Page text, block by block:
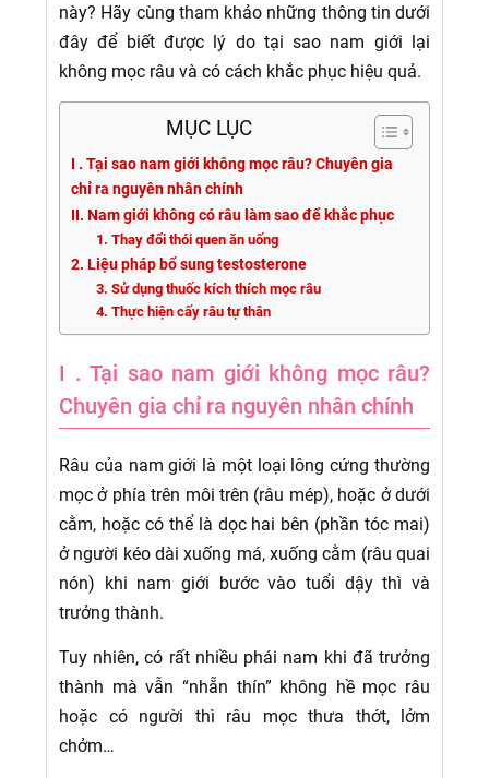
này? Hãy cùng tham khảo những thông tin dưới
đây để biết được lý do tại sao nam giới lại
không mọc râu và có cách khắc phục hiệu quả.
MỤC LỤC
I . Tại sao nam giới không mọc râu? Chuyên gia
chỉ ra nguyên nhân chính
II. Nam giới không có râu làm sao để khắc phục
1. Thay đổi thói quen ăn uống
2. Liệu pháp bổ sung testosterone
3. Sử dụng thuốc kích thích mọc râu
4. Thực hiện cấy râu tự thân
I . Tại sao nam giới không mọc râu?
Chuyên gia chỉ ra nguyên nhân chính
Râu của nam giới là một loại lông cứng thường
mọc ở phía trên môi trên (râu mép), hoặc ở dưới
cằm, hoặc có thể là dọc hai bên (phần tóc mai)
ở người kéo dài xuống má, xuống cằm (râu quai
nón) khi nam giới bước vào tuổi dậy thì và
trưởng thành.
Tuy nhiên, có rất nhiều phái nam khi đã trưởng
thành mà vẫn “nhẵn thín” không hề mọc râu
hoặc có người thì râu mọc thưa thớt, lởm
chởm…